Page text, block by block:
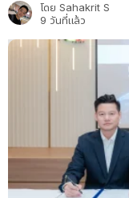
โดย Sahakrit S
9 วันที่แล้ว